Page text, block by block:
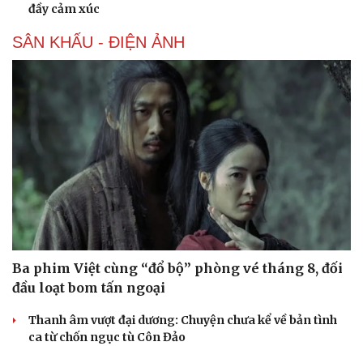
đầy cảm xúc
SÂN KHẤU - ĐIỆN ẢNH
Ba phim Việt cùng “đổ bộ” phòng vé tháng 8, đối
đầu loạt bom tấn ngoại
Thanh âm vượt đại dương: Chuyện chưa kể về bản tình
ca từ chốn ngục tù Côn Đảo